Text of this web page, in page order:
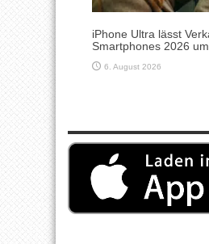
iPhone Ultra lässt
Smartphones 2026
6. August 2026